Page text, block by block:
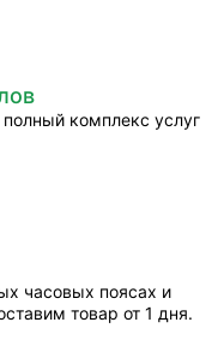
комплекс услуг
часовых поясах и
товар от 1 дня.